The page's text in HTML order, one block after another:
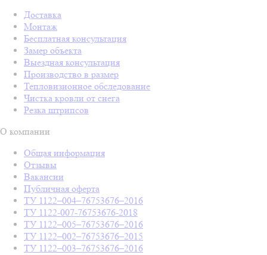
Доставка
Монтаж
Бесплатная консультация
Замер объекта
Выездная консультация
Производство в размер
Тепловизионное обследование
Чистка кровли от снега
Резка штрипсов
О компании
Общая информация
Отзывы
Вакансии
Публичная оферта
ТУ 1122–004–76753676–2016
ТУ 1122-007-76753676-2018
ТУ 1122–005–76753676–2016
ТУ 1122–002–76753676–2015
ТУ 1122–003–76753676–2016